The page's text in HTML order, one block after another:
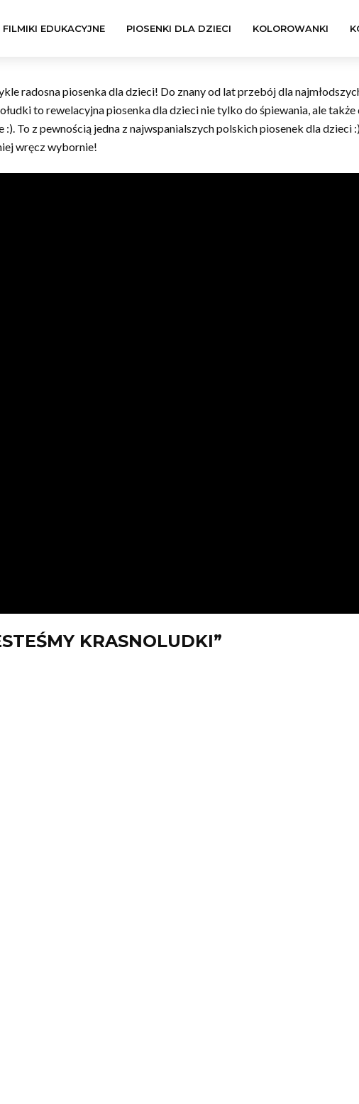
FILMIKI EDUKACYJNE PIOSENKI DLA DZIECI KOLOROWANKI
radosna piosenka dla dzieci! Do znany od lat przebój dla
to rewelacyjna piosenka dla dzieci nie tylko do śpiewania, ale
:). To z pewnością jedna z najwspanialszych polskich piosenek dla
wręcz wybornie!
KRASNOLUDKI”